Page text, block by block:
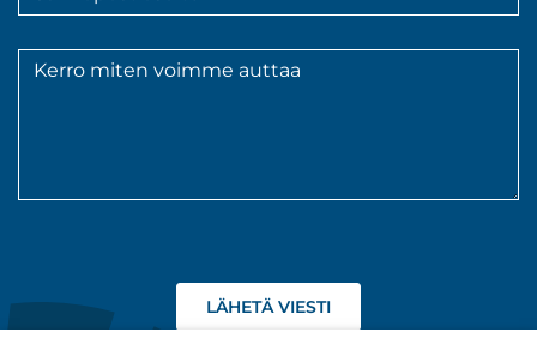
*
Viesti
tietojeni